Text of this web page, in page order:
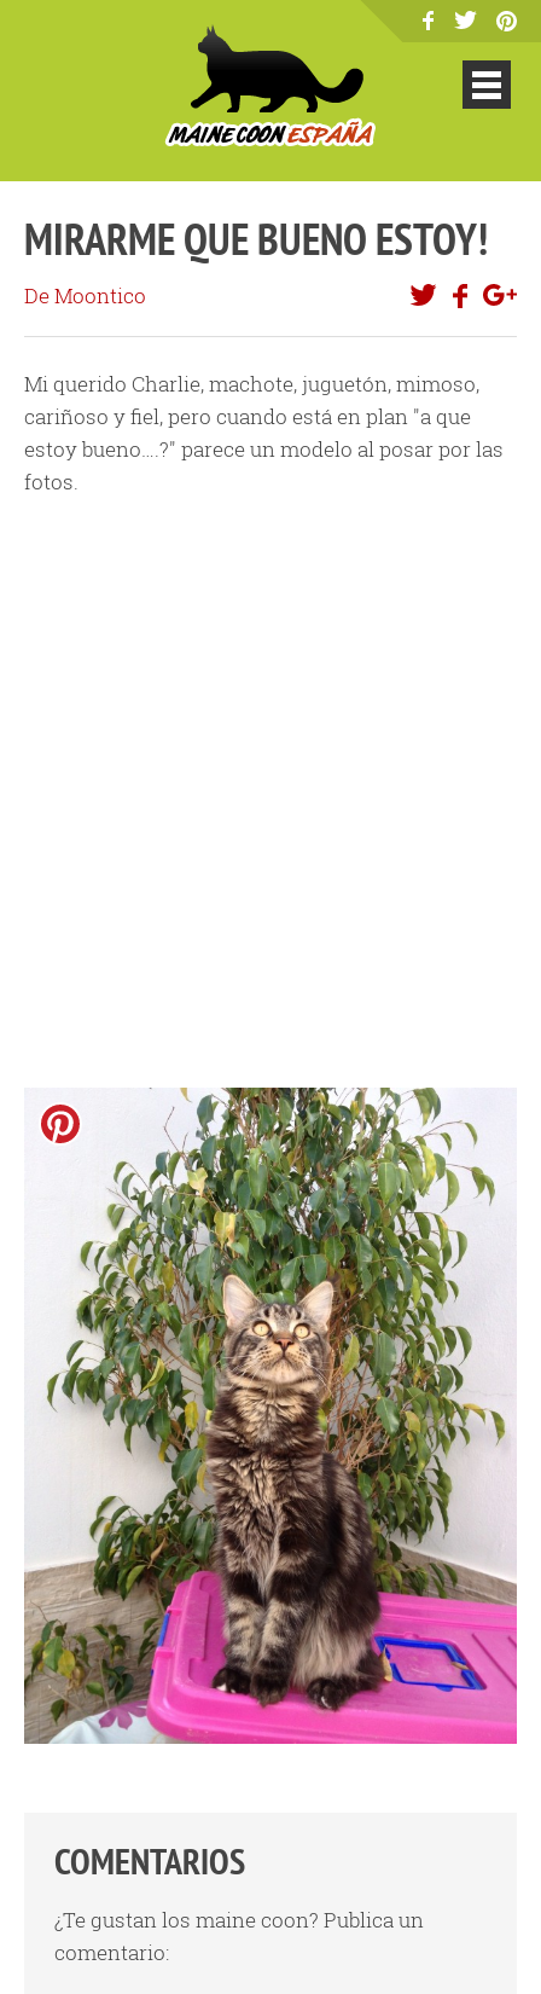
MIRARME QUE BUENO ESTOY!
De Moontico
Mi querido Charlie, machote, juguetón, mimoso,
cariñoso y fiel, pero cuando está en plan "a que
estoy bueno….?" parece un modelo al posar por las
fotos.
COMENTARIOS
¿Te gustan los maine coon? Publica un
comentario: